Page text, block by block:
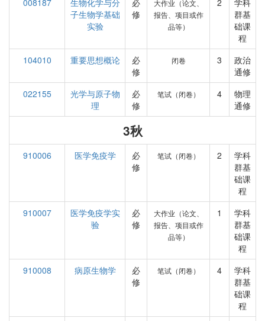
008187
生物化学与分
子生物学基础
实验
必
修
大作业（论文、
报告、项目或作
品等）
2
学科
群基
础课
程
104010
重要思想概论
必
修
闭卷 3
政治
通修
022155
光学与原子物
理
必
修
笔试（闭卷） 4
物理
通修
3秋
910006 医学免疫学
必
修
笔试（闭卷） 2
学科
群基
础课
程
910007
医学免疫学实
验
必
修
大作业（论文、
报告、项目或作
品等）
1
学科
群基
础课
程
910008
病原生物学
必
修
笔试（闭卷） 4
学科
群基
础课
程